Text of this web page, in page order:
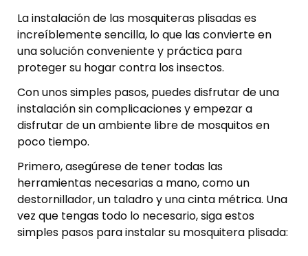
La instalación de las mosquiteras plisadas es
increíblemente sencilla, lo que las convierte en
una solución conveniente y práctica para
proteger su hogar contra los insectos.
Con unos simples pasos, puedes disfrutar de una
instalación sin complicaciones y empezar a
disfrutar de un ambiente libre de mosquitos en
poco tiempo.
Primero, asegúrese de tener todas las
herramientas necesarias a mano, como un
destornillador, un taladro y una cinta métrica. Una
vez que tengas todo lo necesario, siga estos
simples pasos para instalar su mosquitera plisada: